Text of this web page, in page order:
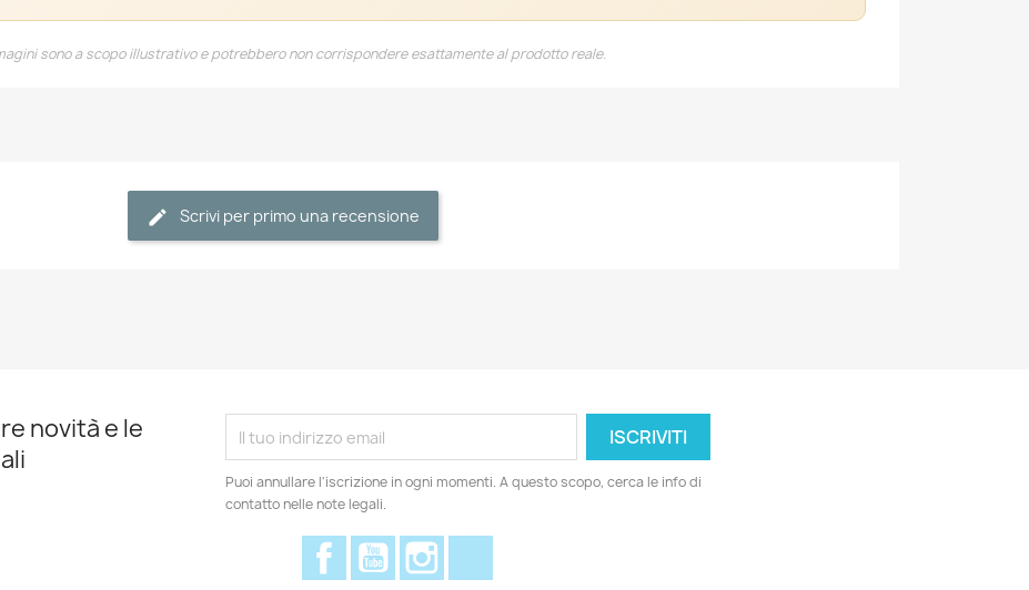
sono a scopo illustrativo e potrebbero non corrispondere esattamente al prodotto reale.
Scrivi per primo una recensione
novità e le
Puoi annullare l'iscrizione in ogni momenti. A questo scopo, cerca le info di
contatto nelle note legali.
FacebookYouTube